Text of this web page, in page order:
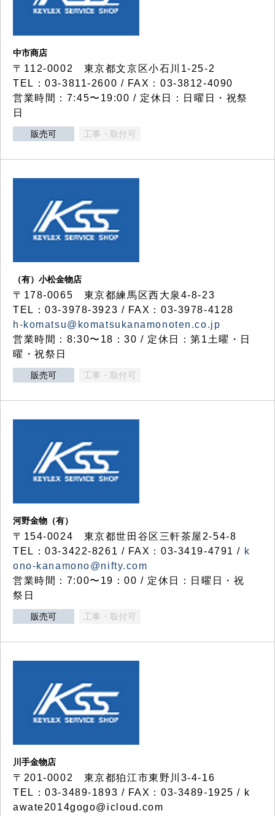
中市商店
〒112-0002 東京都文京区小石川1-25-2
TEL：03-3811-2600 / FAX：03-3812-4090
営業時間：7:45〜19:00 / 定休日：日曜日・祝祭
日
販売可 工事・取付可
（有）小松金物店
〒178-0065 東京都練馬区西大泉4-8-23
TEL：03-3978-3923 / FAX：03-3978-4128
h-komatsu@komatsukanamonoten.co.jp
営業時間：8:30〜18：30 / 定休日：第1土曜・日
曜・祝祭日
販売可 工事・取付可
河野金物（有）
〒154-0024 東京都世田谷区三軒茶屋2-54-8
TEL：03-3422-8261 / FAX：03-3419-4791 / k
ono-kanamono@nifty.com
営業時間：7:00〜19：00 / 定休日：日曜日・祝
祭日
販売可 工事・取付可
川手金物店
〒201-0002 東京都狛江市東野川3-4-16
TEL：03-3489-1893 / FAX：03-3489-1925 / k
awate2014gogo@icloud.com